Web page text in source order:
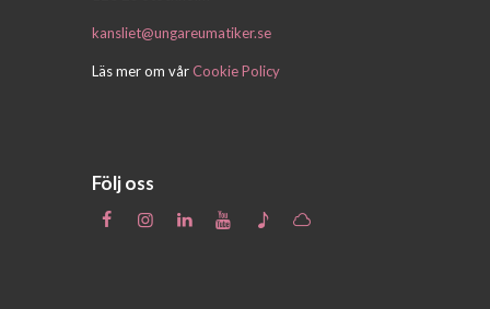
kansliet@ungareumatiker.se
Läs mer om vårCookie Policy
Följ oss